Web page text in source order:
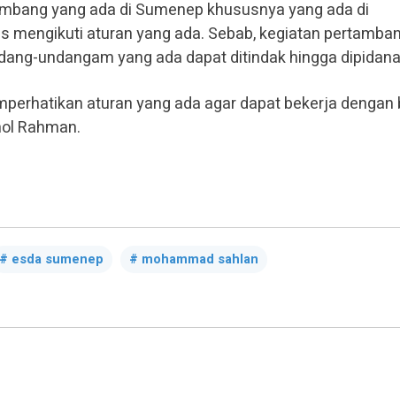
yang ada di Sumenep khususnya yang ada di
mengikuti aturan yang ada. Sebab, kegiatan
undangam yang ada dapat ditindak hingga
aturan yang ada agar dapat bekerja dengan
Rahman.
esda sumenep
mohammad sahlan